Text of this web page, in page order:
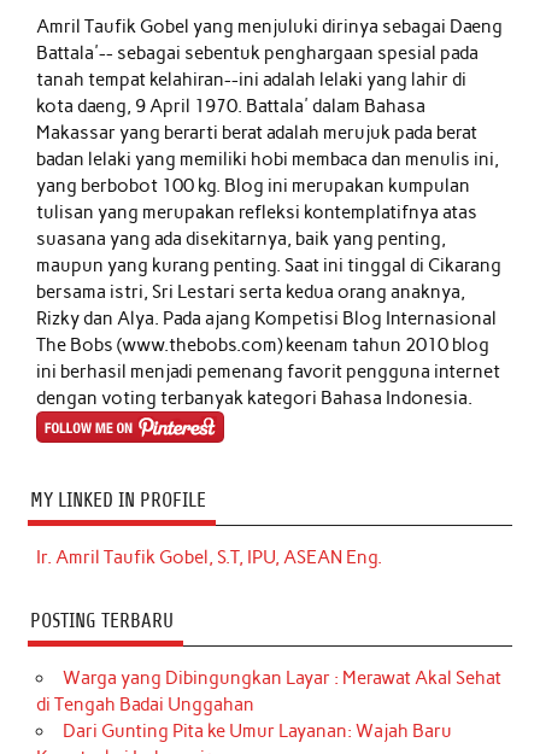
Amril Taufik Gobelyang menjuluki dirinya sebagai Daeng
Battala'-- sebagai sebentuk penghargaan spesial pada
tanah tempat kelahiran--ini adalah lelaki yang lahir di
kota daeng, 9 April 1970. Battala' dalam Bahasa
Makassar yang berarti berat adalah merujuk pada berat
badan lelaki yang memiliki hobi membaca dan menulis ini,
yang berbobot 100 kg. Blog ini merupakan kumpulan
tulisan yang merupakan refleksi kontemplatifnya atas
suasana yang ada disekitarnya, baik yang penting,
maupun yang kurang penting. Saat ini tinggal di Cikarang
bersama istri, Sri Lestari serta kedua orang anaknya,
Rizky dan Alya. Pada ajang Kompetisi Blog Internasional
The Bobs (www.thebobs.com) keenam tahun 2010 blog
ini berhasil menjadi pemenang favorit pengguna internet
dengan voting terbanyak kategori Bahasa Indonesia.
MY LINKED IN PROFILE
Ir. Amril Taufik Gobel, S.T, IPU, ASEAN Eng.
POSTING TERBARU
Warga yang Dibingungkan Layar : Merawat Akal Sehat
di Tengah Badai Unggahan
Dari Gunting Pita ke Umur Layanan: Wajah Baru